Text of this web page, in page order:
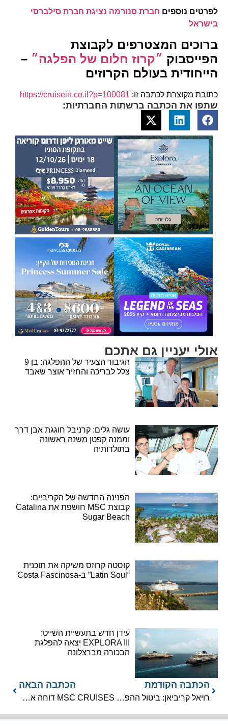
לפרטים נוספיםחברת סנורמה נציגת חברת סילברסי
בישראל
ברוכים המצטרפים לקבוצת
הפייסבוק״קרוז חלום של הפלגה״–
הייחודית בעולם הקרוזים
כתובת מקוצרת לכתבה זו: https://cruisein.co.il?p=100081
שתפו את הכתבה ברשתות החברתיות:
אולי יעניין גם אתכם
הגיבור הצעיר של ההפלגה: בן 9
צלל לבריכה והחזיר אוצר שאבד
עושה גלים: קרניבל חוגגת אבן דרך
וממנה קפטן משנה ראשונה
בתולדותיה
הפנינה החדשה של הקריביים:
קבוצת MSC חושפת את Catalina
Sugar Beach
קוסטה קרוזס משיקה את תוכנית
עידן חדש בתעשיית השייט:
EXPLORA III יצאה להפלגת
הבכורה מברצלונה
הכתבה הקודמת
רויאל קריביאן: ביטול ההפלגות לאלסקה, קנדה/ניו אינגלנד והוואי ב-2020
הכתבה הבאה
MSC CRUISES דוחה את החזרת הפעילות לאוגוסט 2020